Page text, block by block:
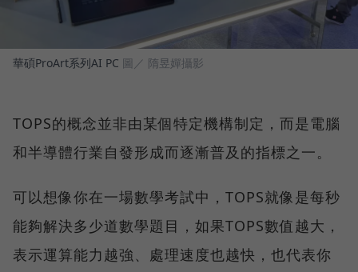
華碩ProArt系列AI PC 圖／ 隋昱嬋攝影
TOPS的概念並非由某個特定機構制定，而是電腦
和半導體行業自發形成而逐漸普及的指標之一。
可以想像你在一場數學考試中，TOPS就像是每秒
能夠解決多少道數學題目，如果TOPS數值越大，
表示運算能力越強、處理速度也越快，也代表你